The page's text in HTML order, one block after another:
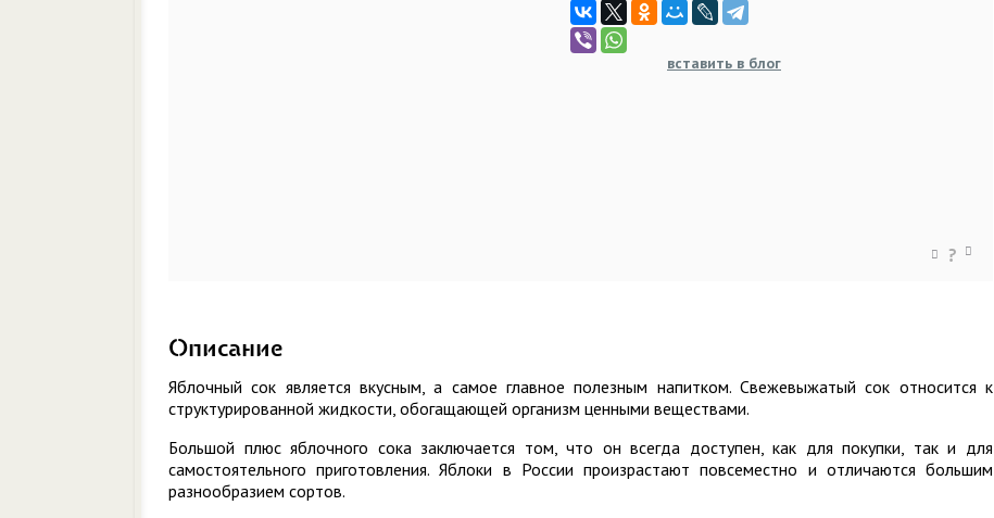
?
вставить в блог
Описание
Яблочный сок является вкусным, а самое главное полезным напитком. Свежевыжатый сок относится к
структурированной жидкости, обогащающей организм ценными веществами.
Большой плюс яблочного сока заключается том, что он всегда доступен, как для покупки, так и для
самостоятельного приготовления. Яблоки в России произрастают повсеместно и отличаются большим
разнообразием сортов.